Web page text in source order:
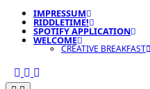
IMPRESSUM
RIDDLETIME!
SPOTIFY APPLICATION
WELCOME
CREATIVE BREAKFAST